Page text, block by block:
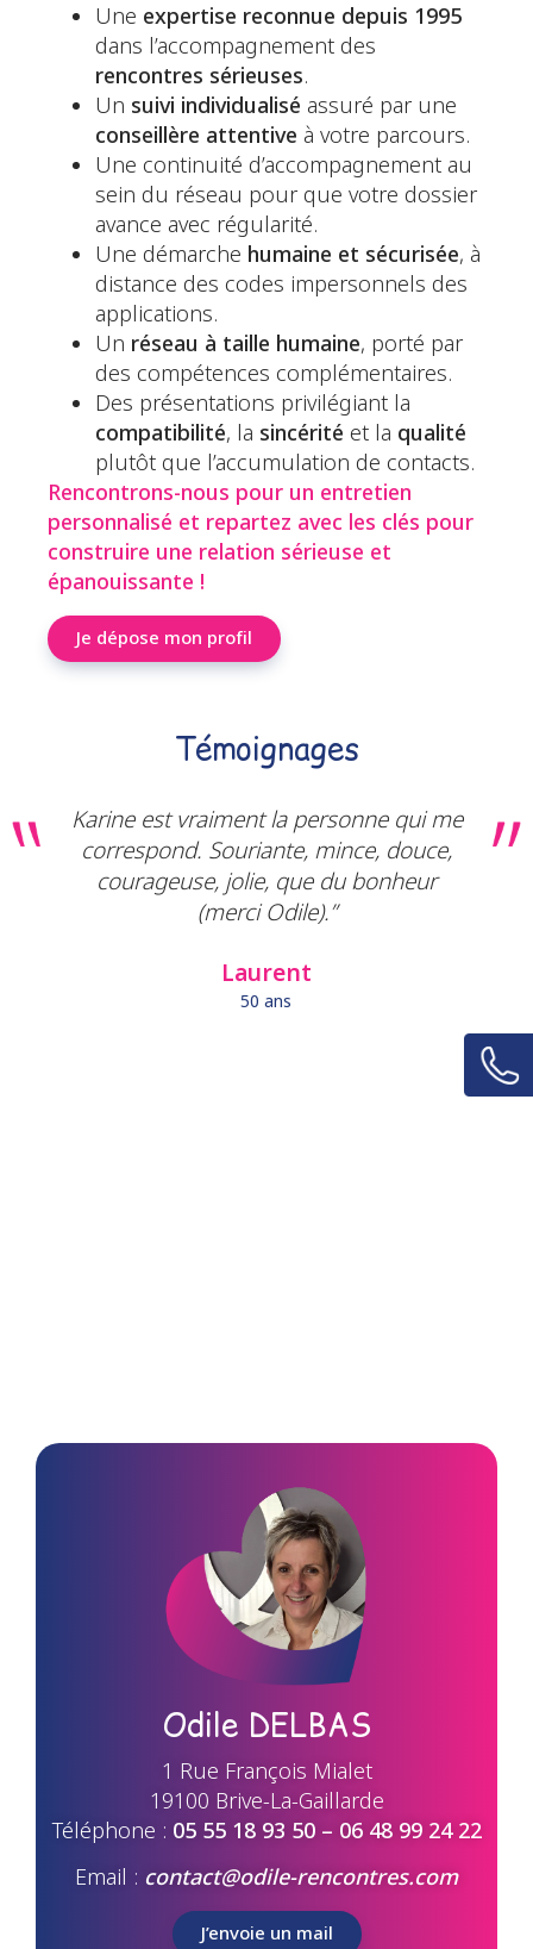
Une expertise reconnue depuis 1995
dans l’accompagnement des
rencontres sérieuses.
Un suivi individualisé assuré par une
conseillère attentive à votre parcours.
Une continuité d’accompagnement au
sein du réseau pour que votre dossier
avance avec régularité.
Une démarche humaine et sécurisée, à
distance des codes impersonnels des
applications.
Un réseau à taille humaine, porté par
des compétences complémentaires.
Des présentations privilégiant la
compatibilité, la sincérité et la qualité
plutôt que l’accumulation de contacts.
Rencontrons-nous pour un entretien
personnalisé et repartez avec les clés pour
construire une relation sérieuse et
épanouissante !
Je dépose mon profil
Témoignages
Karine est vraiment la personne qui me
correspond. Souriante, mince, douce,
courageuse, jolie, que du bonheur
(merci Odile).”
Laurent
50 ans
Odile DELBAS
1 Rue François Mialet
19100 Brive-La-Gaillarde
Téléphone : 05 55 18 93 50 – 06 48 99 24 22
Email : contact@odile-rencontres.com
J’envoie un mail